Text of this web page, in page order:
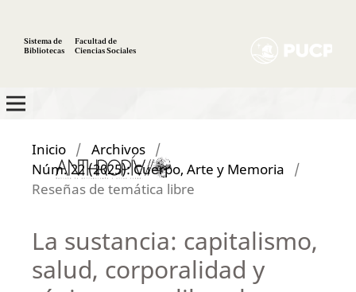
Sistema de
Bibliotecas
Facultad de
Ciencias Sociales
Inicio / Archivos /
Núm. 22 (2025): Cuerpo, Arte y Memoria
/
Reseñas de temática libre
La sustancia: capitalismo,
salud, corporalidad y